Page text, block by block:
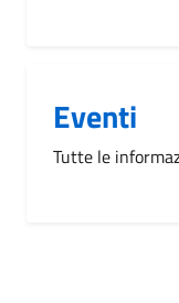
Eventi
Tutte le